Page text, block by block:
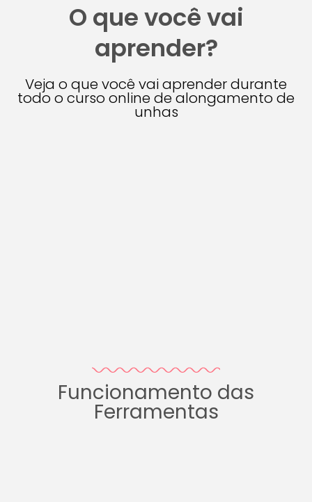
O que você vai
aprender?
Veja o que você vai aprender durante
todo o curso online de alongamento de
unhas
Funcionamento das
Ferramentas